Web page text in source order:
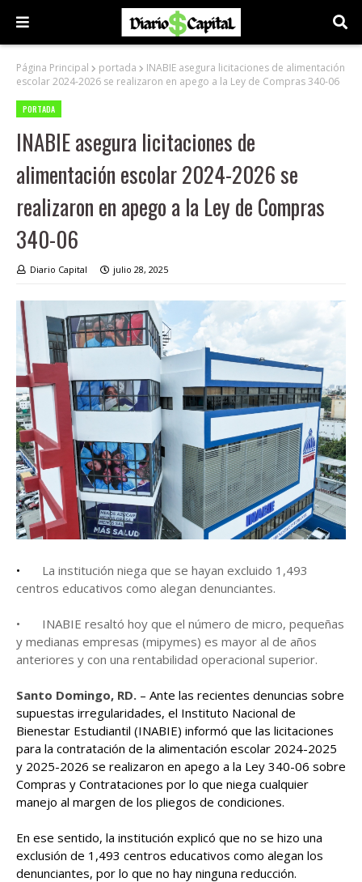
Página Principal portada
INABIE asegura licitaciones de alimentación
escolar 2024-2026 se realizaron en apego a la Ley de Compras 340-06
PORTADA
INABIE asegura licitaciones de
alimentación escolar 2024-2026 se
realizaron en apego a la Ley de Compras
340-06
Diario Capital julio 28, 2025
•
La institución niega que se hayan excluido 1,493
centros educativos como alegan denunciantes.
•
INABIE resaltó hoy que el número de micro, pequeñas
y medianas empresas (mipymes) es mayor al de años
anteriores y con una rentabilidad operacional superior.
Santo Domingo, RD. – Ante las recientes denuncias sobre
supuestas irregularidades, el Instituto Nacional de
Bienestar Estudiantil (INABIE) informó que las licitaciones
para la contratación de la alimentación escolar 2024-2025
y 2025-2026 se realizaron en apego a la Ley 340-06 sobre
Compras y Contrataciones por lo que niega cualquier
manejo al margen de los pliegos de condiciones.
En ese sentido, la institución explicó que no se hizo una
exclusión de 1,493 centros educativos como alegan los
denunciantes, por lo que no hay ninguna reducción.